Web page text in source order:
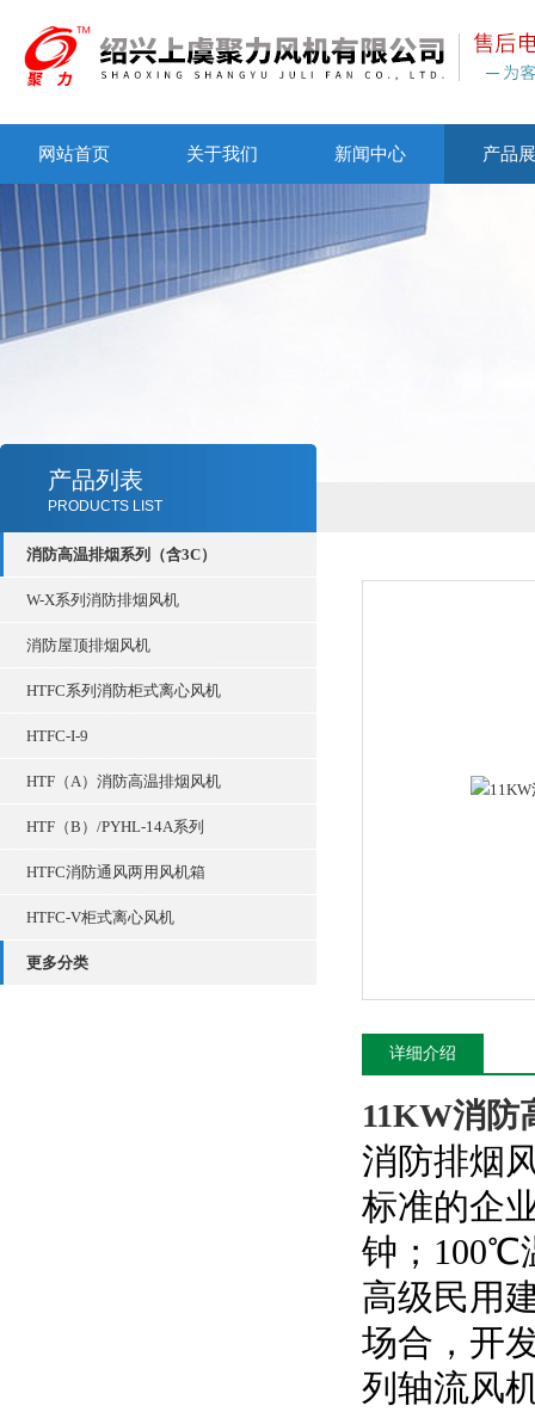
网站首页 关于我们 新闻中心 产品
产品列表
PRODUCTS LIST
消防高温排烟系列（含3C）
W-X系列消防排烟风机
消防屋顶排烟风机
HTFC系列消防柜式离心风机
HTFC-I-9
HTF（A）消防高温排烟风机
HTF（B）/PYHL-14A系列
HTFC消防通风两用风机箱
HTFC-V柜式离心风机
更多分类
详细介绍
11KW消防
消防排烟
标准的企
钟；100℃
高级民用
场合，开
列轴流风